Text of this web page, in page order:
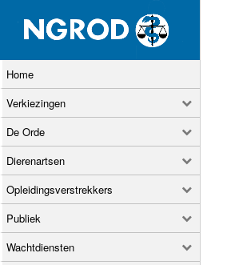
Home
Verkiezingen
De Orde
Dierenartsen
Opleidingsverstrekkers
Publiek
Wachtdiensten